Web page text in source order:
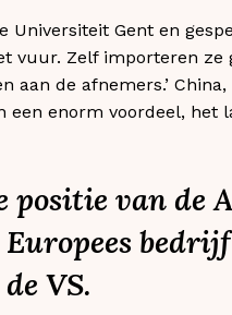
Universiteit Gent en
vuur. Zelf importeren
aan de afnemers.’
een enorm voordeel,
positie van
VS.